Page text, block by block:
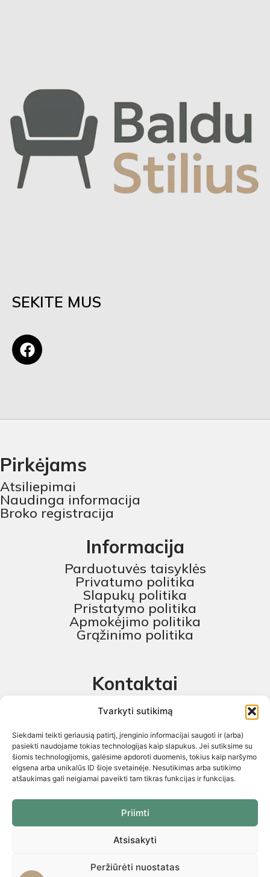
Tvarkyti sutikimą
Siekdami teikti geriausią patirtį, įrenginio informacijai saugoti ir (arba)
pasiekti naudojame tokias technologijas kaip slapukus. Jei sutiksime su
šiomis technologijomis, galėsime apdoroti duomenis, tokius kaip naršymo
elgsena arba unikalūs ID šioje svetainėje. Nesutikimas arba sutikimo
atšaukimas gali neigiamai paveikti tam tikras funkcijas ir funkcijas.
Priimti
Atsisakyti
Peržiūrėti nuostatas
SEKITE MUS
Pirkėjams
Atsiliepimai
Naudinga informacija
Broko registracija
Informacija
Parduotuvės taisyklės
Privatumo politika
Slapukų politika
Pristatymo politika
Apmokėjimo politika
Grąžinimo politika
Kontaktai
pagalba@baldustilius.lt
I-V : 10:00 iki 16:00
Visos teisės saugomos 2026 © „Skaitmeninis projektas“ ©
griežtai draudžiama